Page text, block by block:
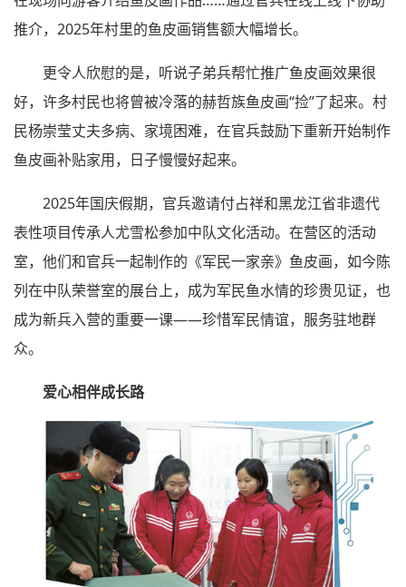
推介，2025年村里的鱼皮画销售额大幅增长。
更令人欣慰的是，听说子弟兵帮忙推广鱼皮画效果很
好，许多村民也将曾被冷落的赫哲族鱼皮画“捡”了起来。村
民杨崇莹丈夫多病、家境困难，在官兵鼓励下重新开始制作
鱼皮画补贴家用，日子慢慢好起来。
2025年国庆假期，官兵邀请付占祥和黑龙江省非遗代
表性项目传承人尤雪松参加中队文化活动。在营区的活动
室，他们和官兵一起制作的《军民一家亲》鱼皮画，如今陈
列在中队荣誉室的展台上，成为军民鱼水情的珍贵见证，也
成为新兵入营的重要一课——珍惜军民情谊，服务驻地群
众。
爱心相伴成长路